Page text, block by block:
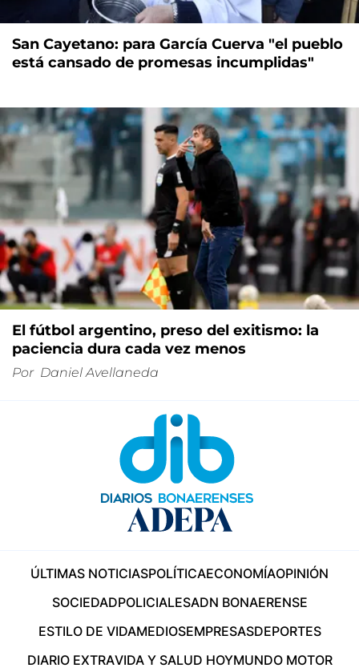
San Cayetano: para García Cuerva "el pueblo
está cansado de promesas incumplidas"
El fútbol argentino, preso del exitismo: la
paciencia dura cada vez menos
Por Daniel Avellaneda
ÚLTIMAS NOTICIASPOLÍTICAECONOMÍAOPINIÓN
SOCIEDADPOLICIALESADN BONAERENSE
ESTILO DE VIDAMEDIOSEMPRESASDEPORTES
DIARIO EXTRAVIDA Y SALUD HOYMUNDO MOTOR